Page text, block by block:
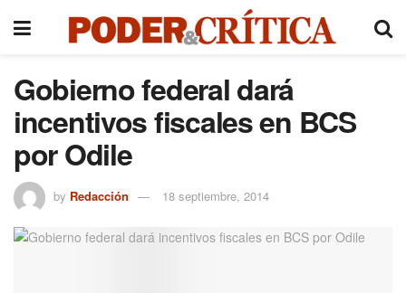
Gobierno federal dará
incentivos fiscales en BCS
por Odile
by Redacción 18 septiembre, 2014